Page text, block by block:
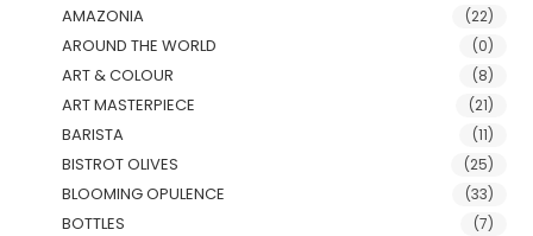
AMAZONIA (22)
AROUND THE WORLD (0)
ART & COLOUR (8)
ART MASTERPIECE (21)
BARISTA (11)
BISTROT OLIVES (25)
BLOOMING OPULENCE (33)
BOTTLES (7)